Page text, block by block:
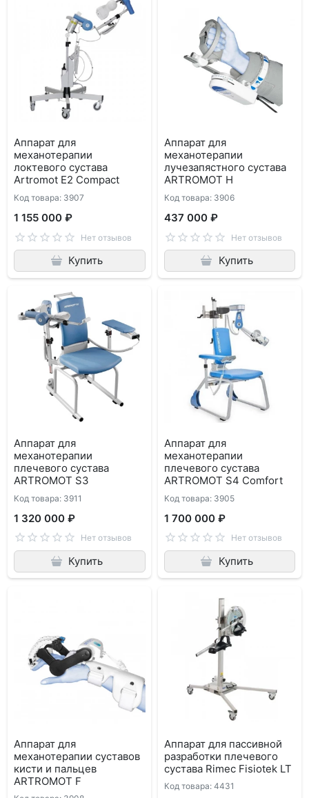
Аппарат для
механотерапии
локтевого сустава
Artromot E2 Compact
Код товара: 3907
1 155 000 ₽
Нет отзывов
Купить
Аппарат для
механотерапии
лучезапястного сустава
ARTROMOT H
Код товара: 3906
437 000 ₽
Нет отзывов
Купить
Аппарат для
механотерапии
плечевого сустава
ARTROMOT S3
Код товара: 3911
1 320 000 ₽
Нет отзывов
Купить
Аппарат для
механотерапии
плечевого сустава
ARTROMOT S4 Comfort
Код товара: 3905
1 700 000 ₽
Нет отзывов
Купить
Аппарат для
механотерапии суставов
кисти и пальцев
ARTROMOT F
Аппарат для пассивной
разработки плечевого
сустава Rimec Fisiotek LT
Код товара: 4431